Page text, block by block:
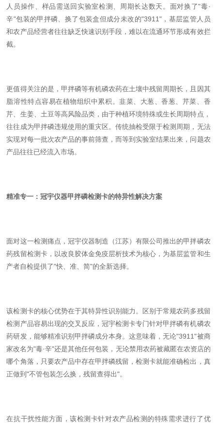
人员操作、样品需送回实验室检测、周期长达数天。面对换了"毒·
辛"包装的甲拌磷、换了包装盒但成分未改的"3911"，基层监管人员
和农产品经营者往往缺乏快速识别手段，难以在流通环节形成有效拦
截。
更值得关注的是，甲拌磷等有机磷农药在土壤中残留周期长，且因其
脂溶性特点容易在植物组织中累积。韭菜、大葱、香葱、芹菜、香
芹、生姜、土豆等高风险品类，由于种植环境特殊或生长周期特点，
往往成为甲拌磷违规使用的重灾区。传统抽检受限于检测周期，无法
实现对每一批次农产品的事前筛查，而等到实验室结果出来，问题农
产品往往已经流入市场。
精准专一：冠宇仪器甲拌磷检测卡的特异性解决方案
面对这一检测痛点，冠宇仪器制造（江苏）有限公司推出的甲拌磷农
药残留检测卡，以改良胶体金免疫层析技术为核心，为基层监管和生
产者自检提供了"快、准、简"的全新选择。
该检测卡的核心优势在于其特异性识别能力。区别于常规农药多残留
检测产品容易出现的交叉反应，冠宇检测卡专门针对甲拌磷有机磷农
药研发，能够精准识别甲拌磷成分本身。这意味着，无论"3911"被商
家改名为"毒·辛"还是其他任何包装，无论禁用农药被藏匿在农资店的
哪个角落，只要农产品中存在甲拌磷残留，检测卡就能准确检出，真
正做到"不管包装怎么换，残留查得出"。
在抗干扰性能方面，该检测卡针对农产品检测的特殊需求进行了优